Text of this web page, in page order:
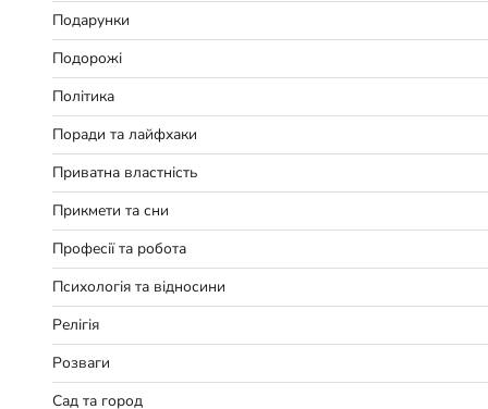
Подарунки
Подорожі
Політика
Поради та лайфхаки
Приватна властність
Прикмети та сни
Професії та робота
Психологія та відносини
Релігія
Розваги
Сад та город